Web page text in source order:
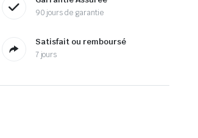
90 jours de garantie
Satisfait ou remboursé
7 jours